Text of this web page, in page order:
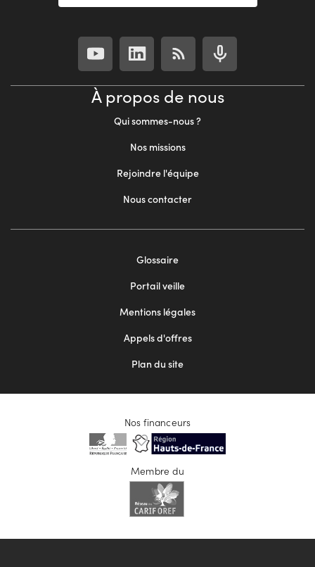
À propos de nous
Qui sommes-nous ?
Nos missions
Rejoindre l'équipe
Nous contacter
Glossaire
Portail veille
Mentions légales
Appels d'offres
Plan du site
Nos financeurs
Membre du